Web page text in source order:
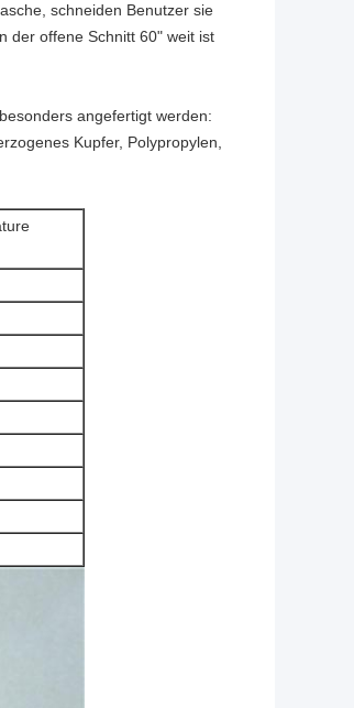
schneiden Benutzer sie
der offene Schnitt 60" weit ist
angefertigt werden:
Kupfer, Polypropylen,